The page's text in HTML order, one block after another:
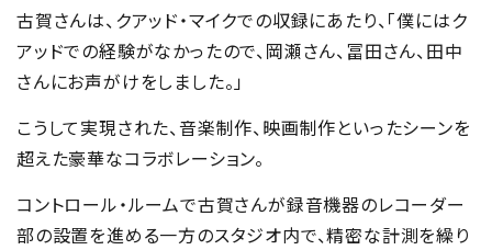
古賀さんは、クアッド・マイクでの収録にあたり、「僕にはク
アッドでの経験がなかったので、岡瀬さん、冨田さん、田中
さんにお声がけをしました。」
こうして実現された、音楽制作、映画制作といったシーンを
超えた豪華なコラボレーション。
コントロール・ルームで古賀さんが録音機器のレコーダー
部の設置を進める一方のスタジオ内で、精密な計測を繰り